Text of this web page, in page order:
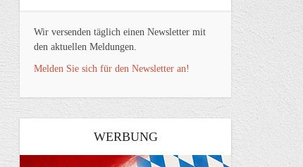
Wir versenden täglich einen Newsletter mit
den aktuellen Meldungen.
Melden Sie sich für den Newsletter an!
WERBUNG